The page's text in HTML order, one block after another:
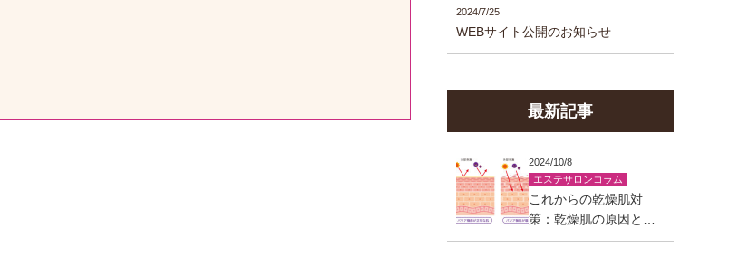
2024/7/25
WEBサイト公開のお知らせ
最新記事
2024/10/8
エステサロンコラム
これからの乾燥肌対
策：乾燥肌の原因とそ
の対策